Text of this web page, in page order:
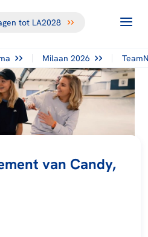
tot LA2028
Milaan 2026
van Candy,